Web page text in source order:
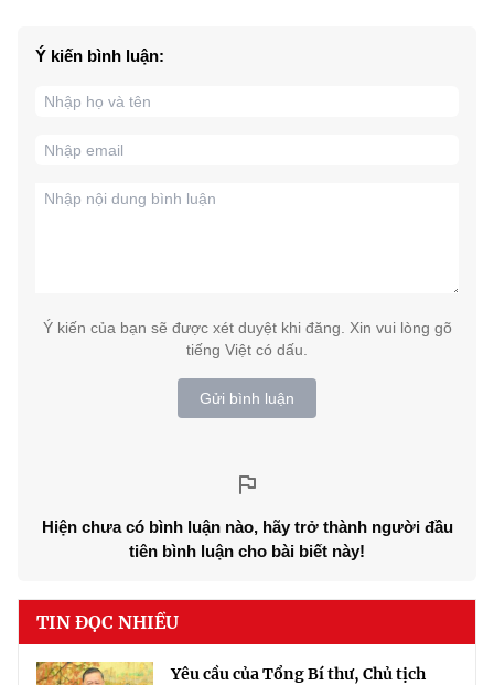
Ý kiến bình luận:
Ý kiến của bạn sẽ được xét duyệt khi đăng. Xin vui lòng gõ
tiếng Việt có dấu.
Gửi bình luận
Hiện chưa có bình luận nào, hãy trở thành người đầu
tiên bình luận cho bài biết này!
TIN ĐỌC NHIỀU
Yêu cầu của Tổng Bí thư, Chủ tịch